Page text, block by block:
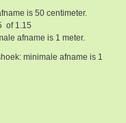
is 50 centimeter.
of 1.15
afname is 1 meter.
minimale afname is 1